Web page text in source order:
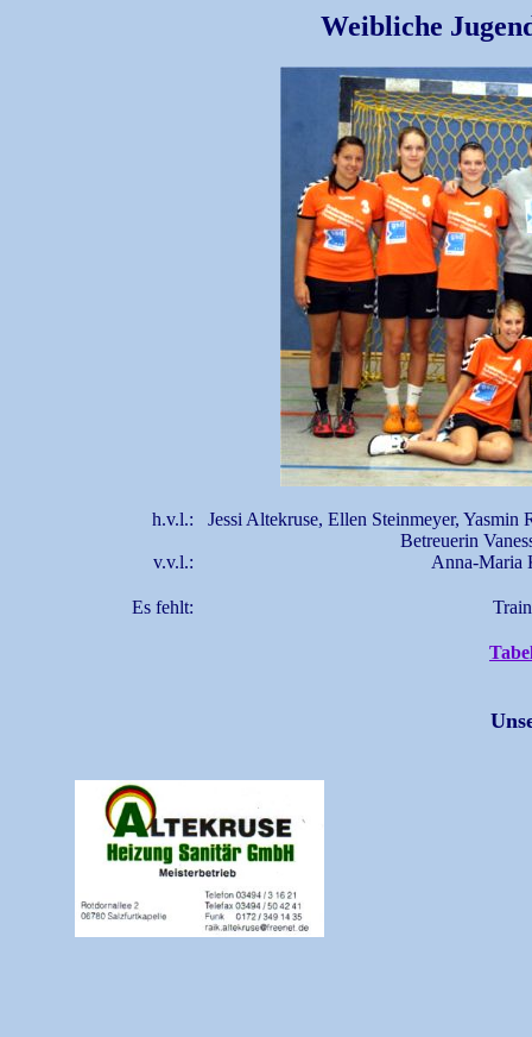
Weibliche
h.v.l.:
Jessi Altekruse, Ellen Steinmeyer,
Betreuerin
v.v.l.:
Anna-Maria
Es fehlt: